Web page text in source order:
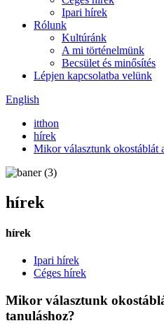
Ipari hírek
Rólunk
Kultúránk
A mi történelmünk
Becsület és minősítés
Lépjen kapcsolatba velünk
English
itthon
hírek
Mikor választunk okostáblát
hírek
hírek
Ipari hírek
Céges hírek
Mikor választunk
tanuláshoz?